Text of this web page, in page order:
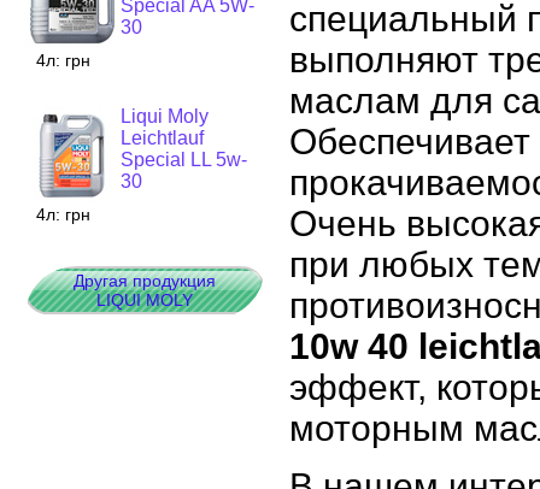
Special AA 5W-
30
4л: грн
Liqui Moly
Leichtlauf
Special LL 5w-
30
4л: грн
Другая продукция
LIQUI MOLY
специальный
выполняют
маслам для
Очень
при любых
10w 40
эффект,
моторным